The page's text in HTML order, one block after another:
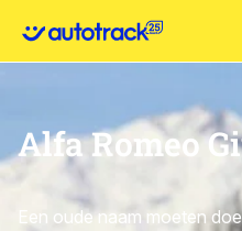
Alfa Romeo
Een oude naam moeten